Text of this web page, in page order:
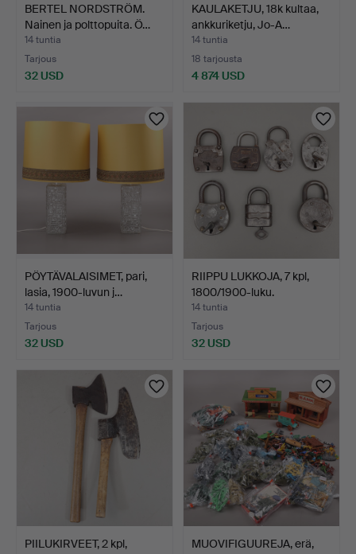
BERTEL NORDSTRÖM.
Nainen ja polttopuita. Ö…
14 tuntia
Tarjous
32 USD
KAULAKETJU, 18k kultaa,
ankkuriketju, Jo-A…
14 tuntia
18 tarjousta
4 874 USD
PÖYTÄVALAISIMET, pari,
lasia, 1900-luvun j…
14 tuntia
Tarjous
32 USD
RIIPPU LUKKOJA, 7 kpl,
1800/1900-luku.
14 tuntia
Tarjous
32 USD
PIILUKIRVEET, 2 kpl,
MUOVIFIGUUREJA, erä,